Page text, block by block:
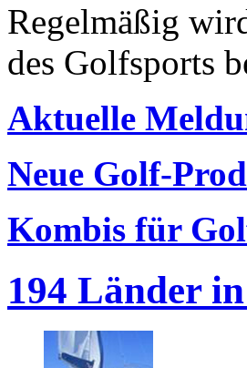
Regelmäßig
des Golfsports
Aktuelle
Neue Golf-
Kombis für
194 Länder